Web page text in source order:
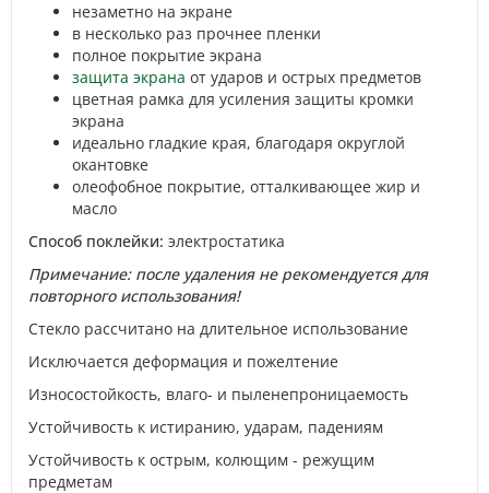
незаметно на экране
в несколько раз прочнее пленки
полное покрытие экрана
защита экрана от ударов и острых предметов
цветная рамка для усиления защиты кромки
экрана
идеально гладкие края, благодаря округлой
окантовке
олеофобное покрытие, отталкивающее жир и
масло
Способ поклейки: электростатика
Примечание: после удаления не рекомендуется для
повторного использования!
Стекло рассчитано на длительное использование
Исключается деформация и пожелтение
Износостойкость, влаго- и пыленепроницаемость
Устойчивость к истиранию, ударам, падениям
Устойчивость к острым, колющим - режущим
предметам